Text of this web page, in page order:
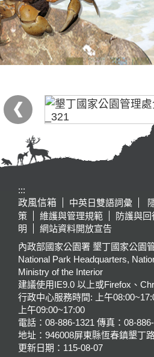
:::
政風信箱
中英日雙語詞彙
策
維護與管理規範 防護與回
明
網站資料開放宣告
內政部國家公園署 墾丁國家公園
National Park Headquarters,
Ministry of the Interior
建議使用IE9.0 以上或Firefox、
行政中心服務時間: 上午
上午09:00~17:00
電話：08-886-1321 傳真：08-
地址：946008屏東縣恆春鎮墾丁
更新日期： 115-08-07